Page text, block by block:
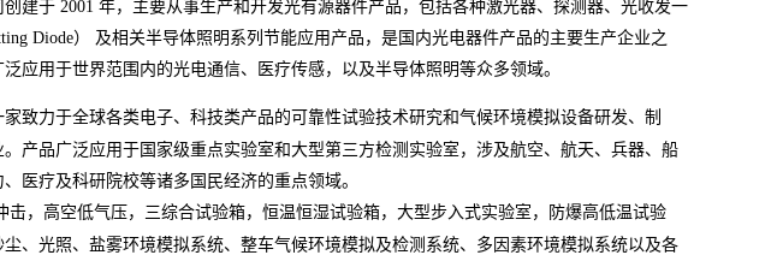
建于 2001 年，主要从事生产和开发光有源器件产品，包括各种激光器、探测器、光收发一
Diode） 及相关半导体照明系列节能应用产品，是国内光电器件产品的主要生产企业之
应用于世界范围内的光电通信、医疗传感，以及半导体照明等众多领域。
致力于全球各类电子、科技类产品的可靠性试验技术研究和气候环境模拟设备研发、制
产品广泛应用于国家级重点实验室和大型第三方检测实验室，涉及航空、航天、兵器、船
医疗及科研院校等诸多国民经济的重点领域。
，高空低气压，三综合试验箱，恒温恒湿试验箱，大型步入式实验室，防爆高低温试验
、光照、盐雾环境模拟系统、整车气候环境模拟及检测系统、多因素环境模拟系统以及各